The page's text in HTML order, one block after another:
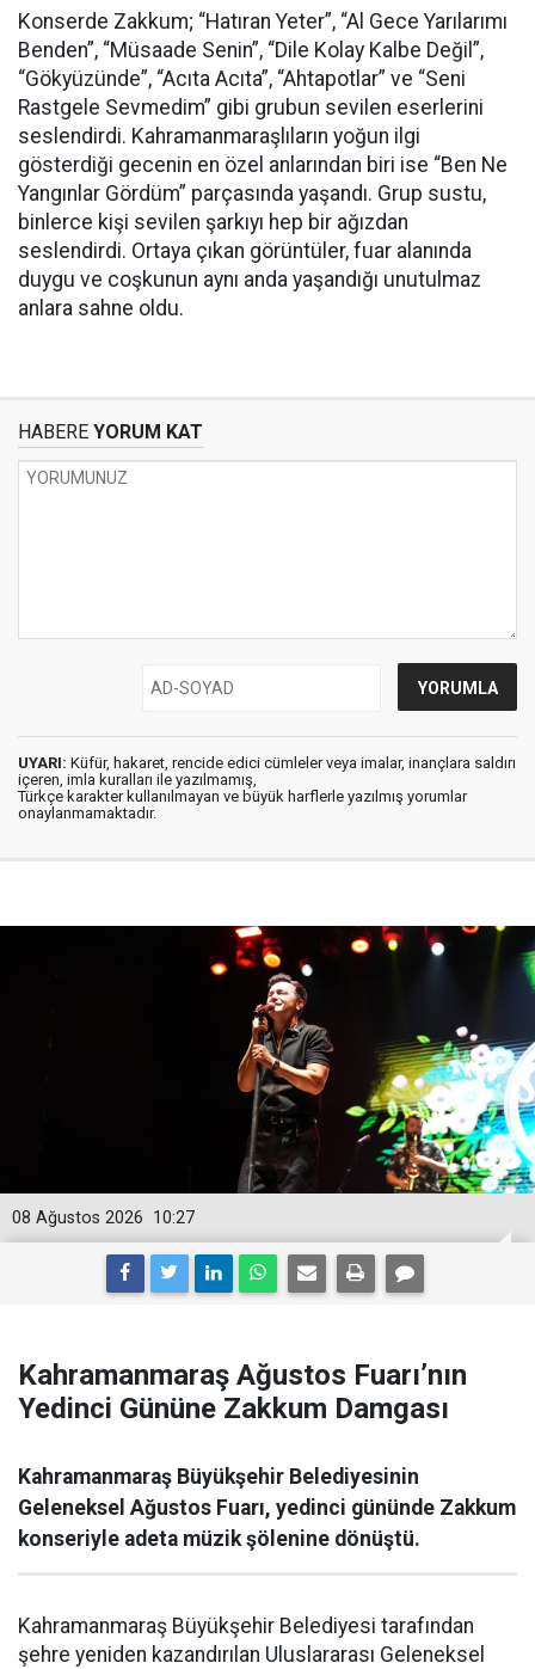
Konserde Zakkum; “Hatıran Yeter”, “Al Gece Yarılarımı
Benden”, “Müsaade Senin”, “Dile Kolay Kalbe Değil”,
“Gökyüzünde”, “Acıta Acıta”, “Ahtapotlar” ve “Seni
Rastgele Sevmedim” gibi grubun sevilen eserlerini
seslendirdi. Kahramanmaraşlıların yoğun ilgi
gösterdiği gecenin en özel anlarından biri ise “Ben Ne
Yangınlar Gördüm” parçasında yaşandı. Grup sustu,
binlerce kişi sevilen şarkıyı hep bir ağızdan
seslendirdi. Ortaya çıkan görüntüler, fuar alanında
duygu ve coşkunun aynı anda yaşandığı unutulmaz
anlara sahne oldu.
HABERE YORUM KAT
UYARI: Küfür, hakaret, rencide edici cümleler veya imalar, inançlara saldırı
içeren, imla kuralları ile yazılmamış,
Türkçe karakter kullanılmayan ve büyük harflerle yazılmış yorumlar
onaylanmamaktadır.
10:27
08 Ağustos 2026
Kahramanmaraş Ağustos Fuarı’nın
Yedinci Gününe Zakkum Damgası
Kahramanmaraş Büyükşehir Belediyesinin
Geleneksel Ağustos Fuarı, yedinci gününde Zakkum
konseriyle adeta müzik şölenine dönüştü.
Kahramanmaraş Büyükşehir Belediyesi tarafından
şehre yeniden kazandırılan Uluslararası Geleneksel